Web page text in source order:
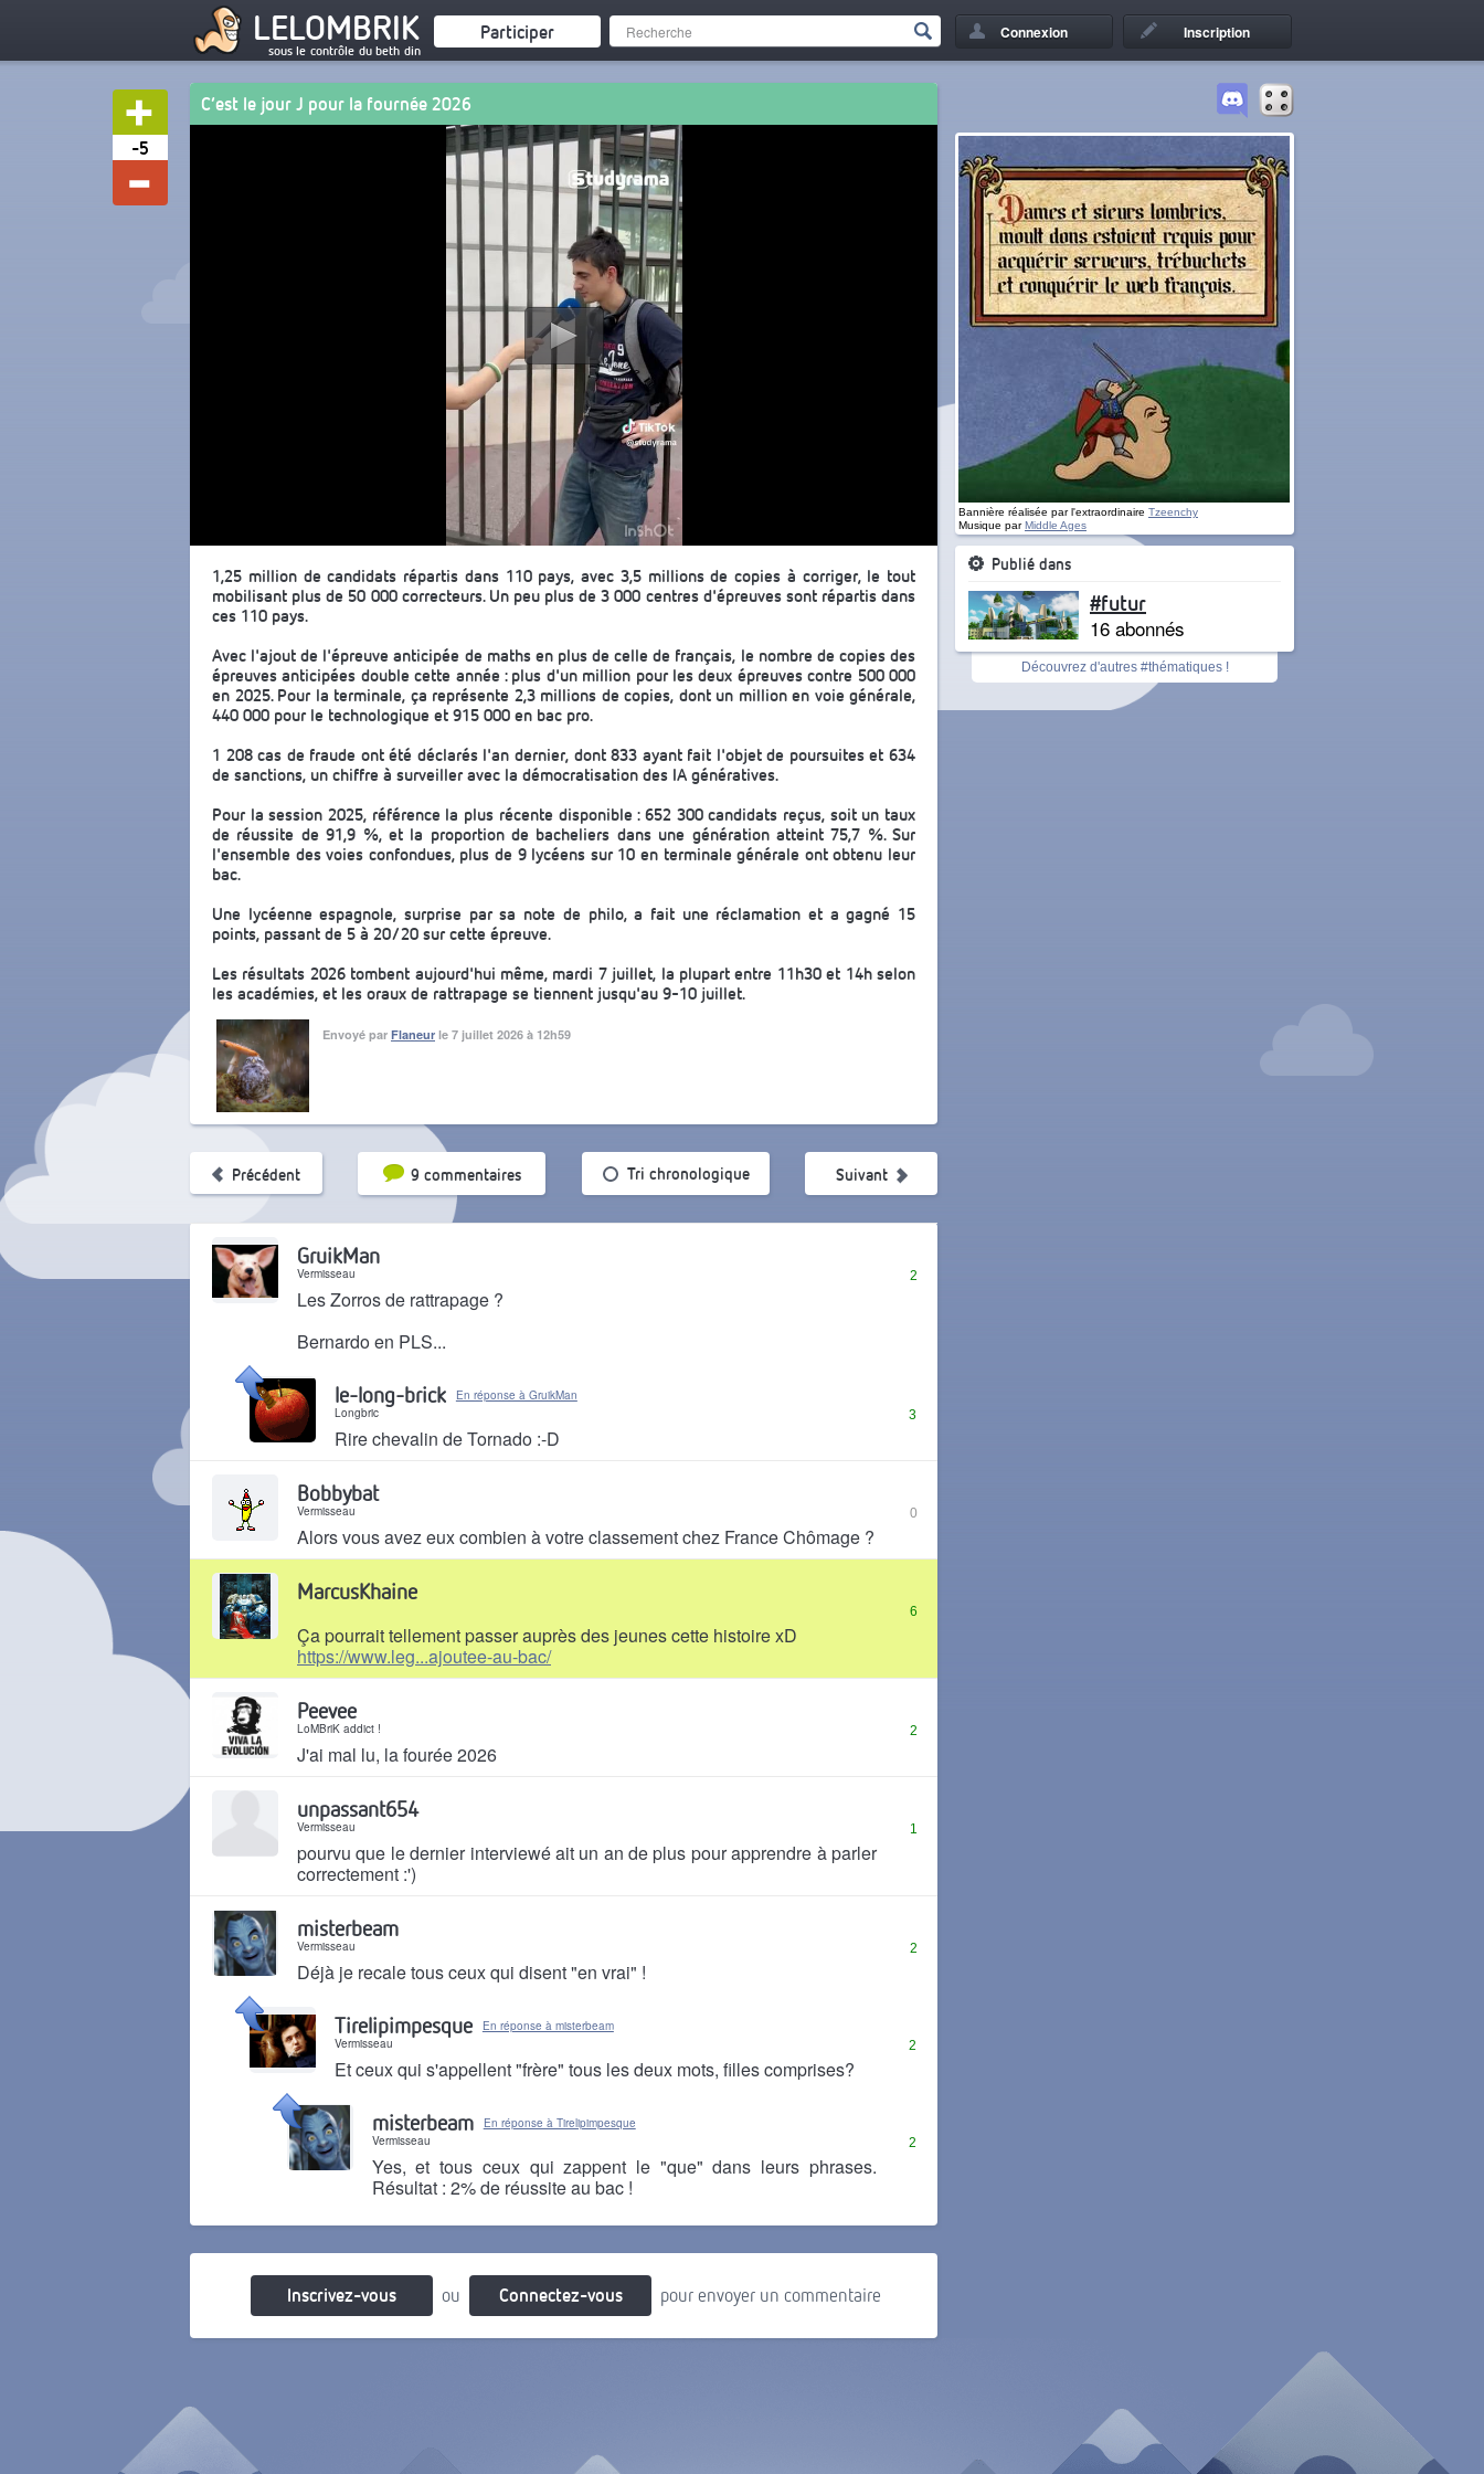
LELOMBRIK
sous le contrôle du beth din
Participer Connexion Inscription
-5
C’est le jour J pour la fournée 2026
1,25 million de candidats répartis dans 110 pays, avec 3,5 millions de copies à corriger, le tout
mobilisant plus de 50 000 correcteurs. Un peu plus de 3 000 centres d'épreuves sont répartis dans
ces 110 pays.
Avec l'ajout de l'épreuve anticipée de maths en plus de celle de français, le nombre de copies des
épreuves anticipées double cette année : plus d'un million pour les deux épreuves contre 500 000
en 2025. Pour la terminale, ça représente 2,3 millions de copies, dont un million en voie générale,
440 000 pour le technologique et 915 000 en bac pro.
1 208 cas de fraude ont été déclarés l'an dernier, dont 833 ayant fait l'objet de poursuites et 634
de sanctions, un chiffre à surveiller avec la démocratisation des IA génératives.
Pour la session 2025, référence la plus récente disponible : 652 300 candidats reçus, soit un taux
de réussite de 91,9 %, et la proportion de bacheliers dans une génération atteint 75,7 %. Sur
l'ensemble des voies confondues, plus de 9 lycéens sur 10 en terminale générale ont obtenu leur
bac.
Une lycéenne espagnole, surprise par sa note de philo, a fait une réclamation et a gagné 15
points, passant de 5 à 20/20 sur cette épreuve.
Les résultats 2026 tombent aujourd'hui même, mardi 7 juillet, la plupart entre 11h30 et 14h selon
les académies, et les oraux de rattrapage se tiennent jusqu'au 9-10 juillet.
Envoyé par Flaneur le 7 juillet 2026 à 12h59
Précédent 9 commentaires
Tri par popularité Tri chronologique Suivant
2
GruikMan
Vermisseau
Les Zorros de rattrapage ?
Bernardo en PLS...
Il y a 1 mois
3
le-long-brick
En réponse à GruikMan
Longbric
Rire chevalin de Tornado :-D
0
Bobbybat
Vermisseau
Alors vous avez eux combien à votre classement chez France Chômage ?
Il y a 1 mois
6
MarcusKhaine
Ça pourrait tellement passer auprès des jeunes cette histoire xD
https://www.leg...ajoutee-au-bac/
2
Peevee
LoMBriK addict !
J'ai mal lu, la fourée 2026
Il y a 1 mois
1
unpassant654
Vermisseau
pourvu que le dernier interviewé ait un an de plus pour apprendre à parler
correctement :')
2
misterbeam
Vermisseau
Déjà je recale tous ceux qui disent "en vrai" !
Il y a 1 mois
2
Tirelipimpesque
En réponse à misterbeam
Vermisseau
Et ceux qui s'appellent "frère" tous les deux mots, filles comprises?
Il y a 1 mois
2
misterbeam
En réponse à Tirelipimpesque
Vermisseau
Yes, et tous ceux qui zappent le "que" dans leurs phrases.
Résultat : 2% de réussite au bac !
Inscrivez-vous ou Connectez-vous pour envoyer un commentaire
Bannière réalisée par l'extraordinaire Tzeenchy
Musique parMiddle Ages
Publié dans
#futur
16 abonnés
Découvrez d'autres #thématiques !